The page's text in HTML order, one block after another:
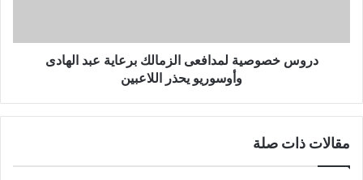
يحذر
اللاعبيندروس خصوصية لمدافعى الزمالك برعاية عبد الهادى
وأوسوريو يحذر اللاعبين
مقالات ذات صلة